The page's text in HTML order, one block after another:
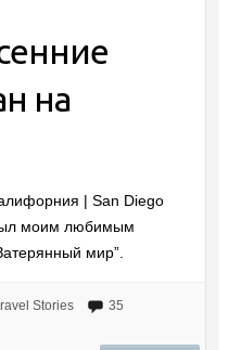
на
| San Diego
моим любимым
мир”.
Stories
35